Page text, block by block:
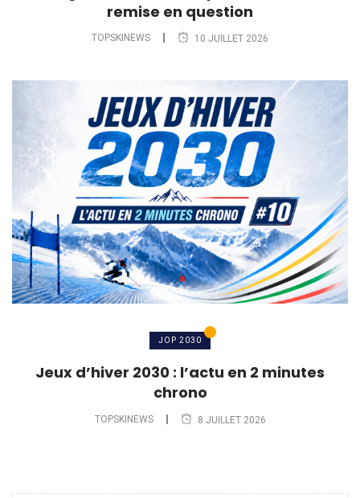
remise en question
TOPSKINEWS 10 JUILLET 2026
JOP 2030
Jeux d’hiver 2030 : l’actu en 2 minutes
chrono
TOPSKINEWS 8 JUILLET 2026